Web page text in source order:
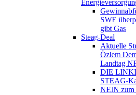
SWE
gibt Gas
Steag-Deal
Aktuelle
Özlem
Landtag
DIE
STEAG-
NEIN zum